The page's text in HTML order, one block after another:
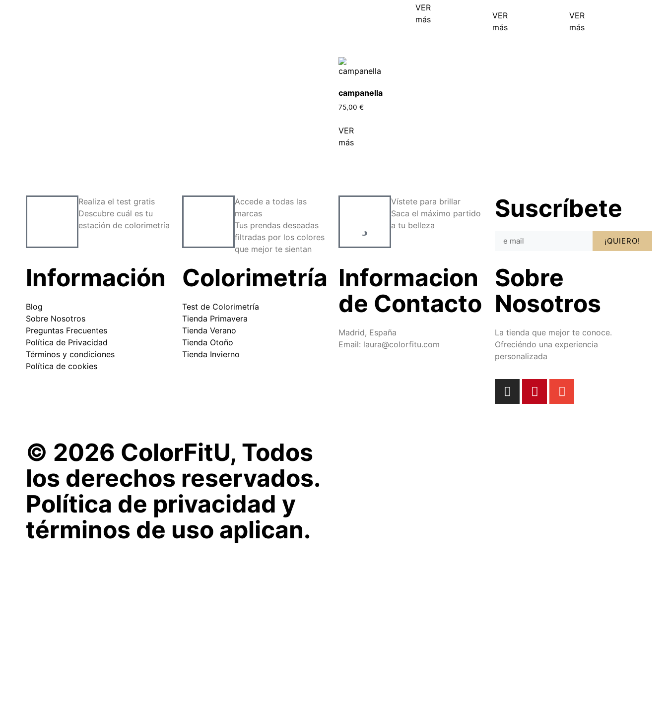
VER
más
VER
más
VER
más
campanella
75,00 €
VER
más
Realiza el test gratis
Descubre cuál es tu
estación de colorimetría
Accede a todas las
marcas
Tus prendas deseadas
filtradas por los colores
que mejor te sientan
Vístete para brillar
Saca el máximo partido
a tu belleza
Suscríbete
¡QUIERO!
Información
Blog
Sobre Nosotros
Preguntas Frecuentes
Política de Privacidad
Términos y condiciones
Política de cookies
Colorimetría
Test de Colorimetría
Tienda Primavera
Tienda Verano
Tienda Otoño
Tienda Invierno
Informacion
de Contacto
Madrid, España
Email: laura@colorfitu.com
Sobre
Nosotros
La tienda que mejor te conoce.
Ofreciéndo una experiencia
personalizada
© 2026 ColorFitU, Todos
los derechos reservados.
Política de privacidad y
términos de uso aplican.